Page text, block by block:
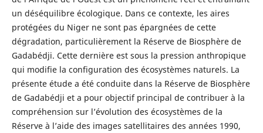
un déséquilibre écologique. Dans ce contexte, les aires
protégées du Niger ne sont pas épargnées de cette
dégradation, particulièrement la Réserve de Biosphère de
Gadabédji. Cette dernière est sous la pression anthropique
qui modifie la configuration des écosystèmes naturels. La
présente étude a été conduite dans la Réserve de Biosphère
de Gadabédji et a pour objectif principal de contribuer à la
compréhension sur l’évolution des écosystèmes de la
Réserve à l’aide des images satellitaires des années 1990,